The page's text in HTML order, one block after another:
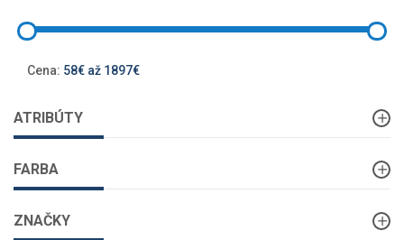
Cena: 58€ až 1897€
ATRIBÚTY
FARBA
ZNAČKY